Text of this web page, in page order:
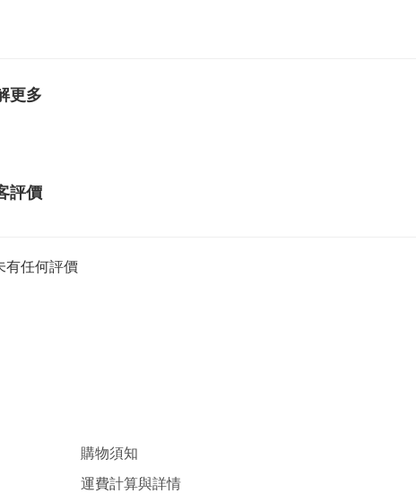
更多
評價
有任何評價
購物須知
運費計算與詳情